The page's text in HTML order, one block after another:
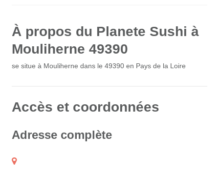
À propos du Planete Sushi à
Mouliherne 49390
se situe à Mouliherne dans le 49390 en Pays de la Loire
Accès et coordonnées
Adresse complète